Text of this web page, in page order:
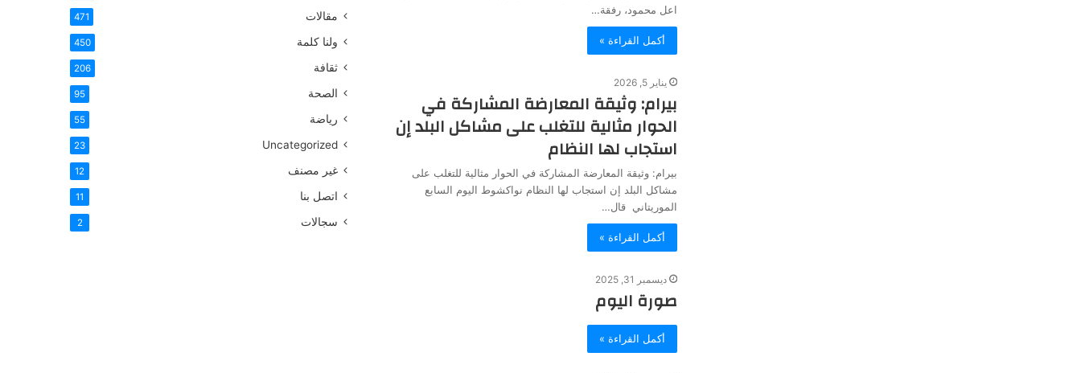
اعل محمود، رفقة…
أكمل القراءة »
يناير 5, 2026
بيرام: وثيقة المعارضة المشاركة في
الحوار مثالية للتغلب على مشاكل البلد إن
استجاب لها النظام
بيرام: وثيقة المعارضة المشاركة في الحوار مثالية للتغلب على
مشاكل البلد إن استجاب لها النظام نواكشوط اليوم السابع
الموريتاني قال…
أكمل القراءة »
ديسمبر 31, 2025
صورة اليوم
أكمل القراءة »
مقالات 471
ولنا كلمة 450
ثقافة 206
الصحة 95
رياضة 55
Uncategorized
23
غير مصنف 12
اتصل بنا 11
سجالات 2